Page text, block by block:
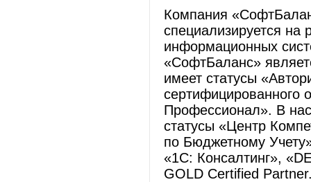
Компания
специализируется на
информационных
«СофтБаланс»
имеет статусы
сертифицированного
Профессионал». В
статусы «Центр
по Бюджетному
«1С: Консалтинг»,
GOLD Certified